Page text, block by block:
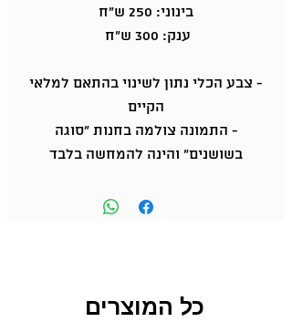
בינוני: 250 ש"ח
ענק: 300 ש"ח
- צבע הכלי נתון לשינוי בהתאם למלאי
הקיים
- התמונה צולמה בחנות "סוגה
בשושנים" והינה להמחשה בלבד
כל המוצרים